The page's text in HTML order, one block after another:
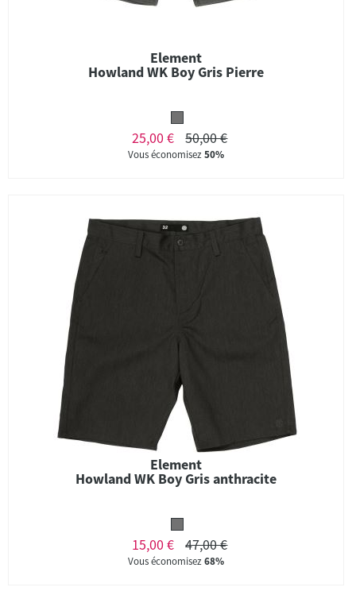
Element
Howland WK Boy Gris Pierre
25,00 € 50,00 €
Vous économisez50%
Element
Howland WK Boy Gris anthracite
15,00 € 47,00 €
Vous économisez68%